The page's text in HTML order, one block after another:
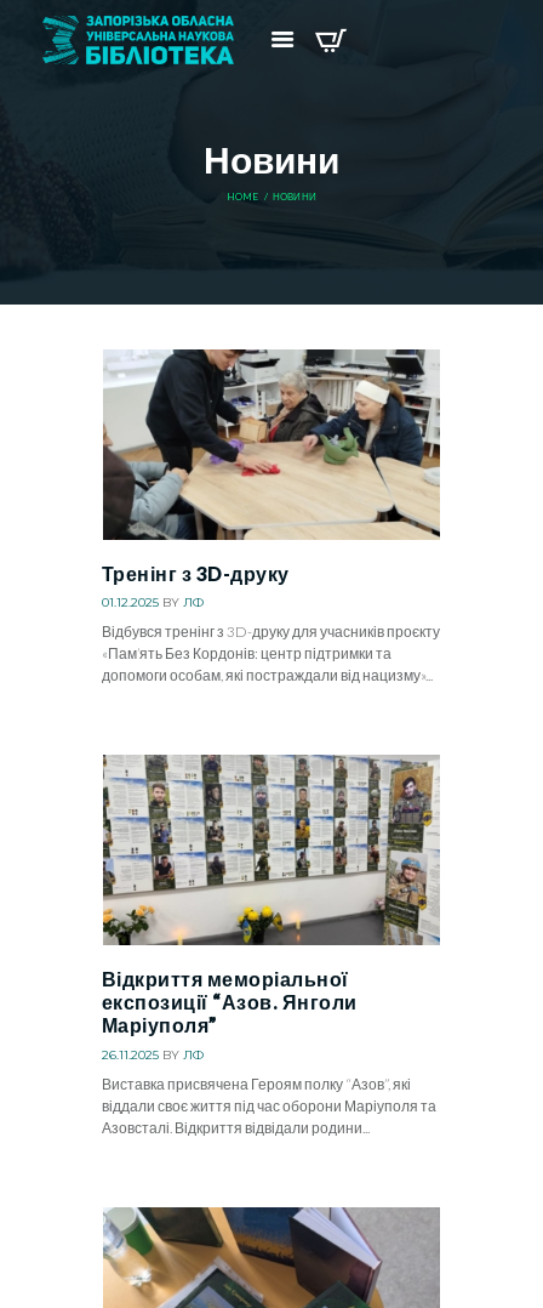
Новини
HOME НОВИНИ
Тренінг з 3D-друку
01.12.2025 BY ЛФ
Відбувся тренінг з 3D-друку для учасників проєкту
«Пам’ять Без Кордонів: центр підтримки та
допомоги особам, які постраждали від нацизму»...
Відкриття меморіальної
експозиції “Азов. Янголи
Маріуполя”
26.11.2025 BY ЛФ
Виставка присвячена Героям полку “Азов”, які
віддали своє життя під час оборони Маріуполя та
Азовсталі. Відкриття відвідали родини...